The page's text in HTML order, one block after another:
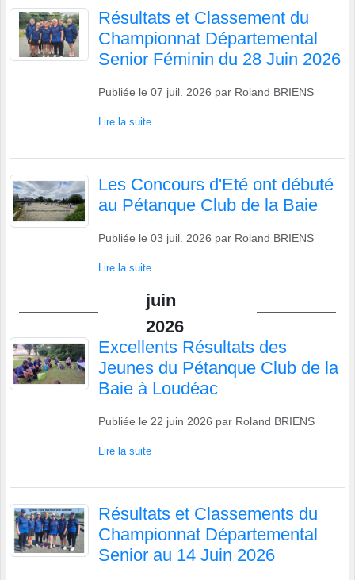
Résultats et Classement du
Championnat Départemental
Senior Féminin du 28 Juin 2026
Publiée le 07 juil. 2026 par Roland BRIENS
Lire la suite
Les Concours d'Eté ont débuté
au Pétanque Club de la Baie
Publiée le 03 juil. 2026 par Roland BRIENS
Lire la suite
juin
2026
Excellents Résultats des
Jeunes du Pétanque Club de la
Baie à Loudéac
Publiée le 22 juin 2026 par Roland BRIENS
Lire la suite
Résultats et Classements du
Championnat Départemental
Senior au 14 Juin 2026